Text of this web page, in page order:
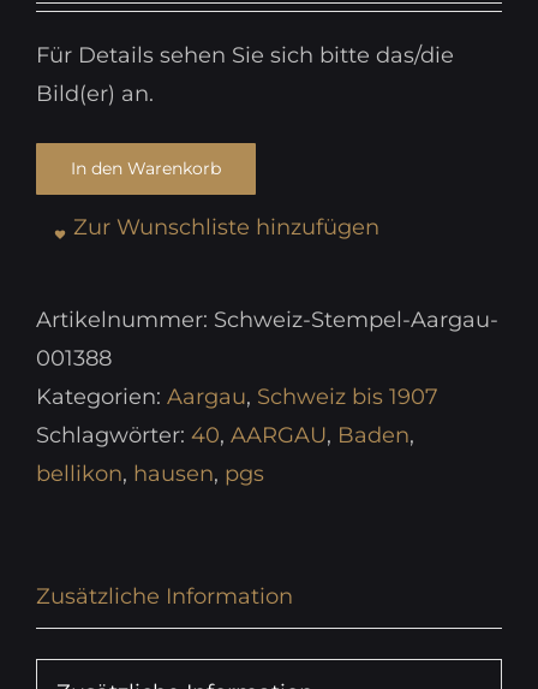
Für Details sehen Sie sich bitte das/die
Bild(er) an.
In den Warenkorb
Zur Wunschliste hinzufügen
Artikelnummer: Schweiz-Stempel-Aargau-
001388
Kategorien: Aargau, Schweiz bis 1907
Schlagwörter: 40, AARGAU, Baden,
bellikon, hausen, pgs
Zusätzliche Information